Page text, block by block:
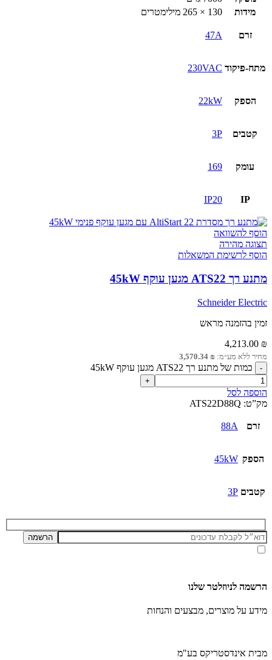
מידות
130 × 265 מילימטרים
זרם 47A
מתח-פיקוד 230VAC
הספק 22kW
קטבים 3P
עומק 169
IP
IP20
הוסף להשוואה
תצוגה מהירה
הוסף לרשימת המשאלות
מתנע רך ATS22 מגען עוקף 45kW
Schneider Electric
זמין בהזמנה מראש
4,213.00 ₪
מחיר ללא מע״מ: 3,570.34 ₪
כמות של מתנע רך ATS22 מגען עוקף 45kW
הוספה לסל
מק”ט: ATS22D88Q
זרם 88A
הספק 45kW
קטבים 3P
הרשמה לניוזלטר שלנו
מידע על מוצרים, מבצעים והנחות
מבית אינדסטריקס בע"מ